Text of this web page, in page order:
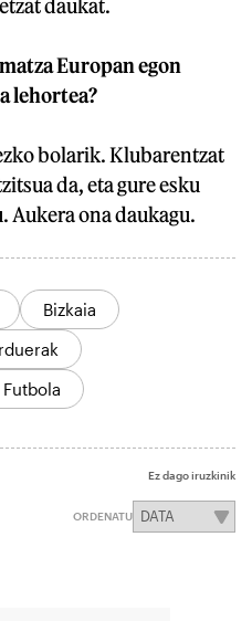
daukat.
Europan egon
lehortea?
bolarik. Klubarentzat
da, eta gure esku
Aukera ona daukagu.
Bizkaia
Futbola
Ez dago iruzkinik
ORDENATU